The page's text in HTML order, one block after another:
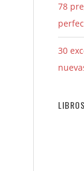
78
30